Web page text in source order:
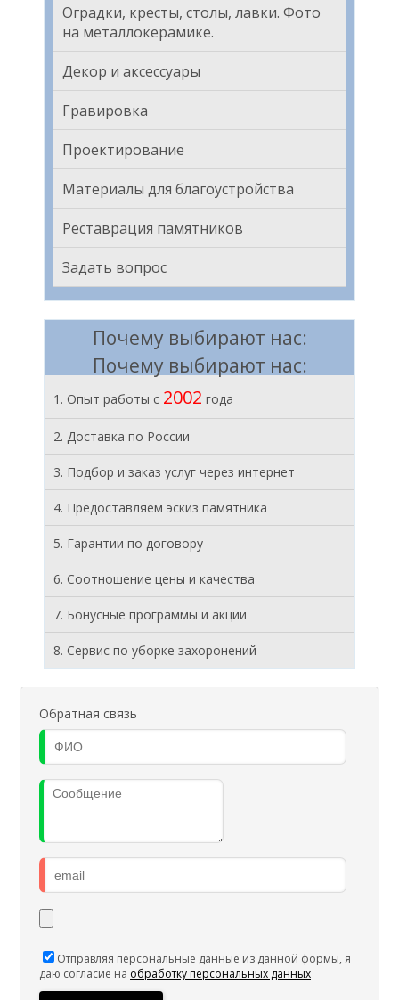
Оградки, кресты, столы, лавки. Фото
на металлокерамике.
Декор и аксессуары
Гравировка
Проектирование
Материалы для благоустройства
Реставрация памятников
Задать вопрос
Почему выбирают нас:
Почему выбирают нас:
1. Опыт работы с 2002 года
2. Доставка по России
3. Подбор и заказ услуг через интернет
4. Предоставляем эскиз памятника
5. Гарантии по договору
6. Соотношение цены и качества
7. Бонусные программы и акции
8. Cервис по уборке захоронений
Обратная связь
Отправляя персональные данные из данной формы, я
даю согласие на обработку персональных данных